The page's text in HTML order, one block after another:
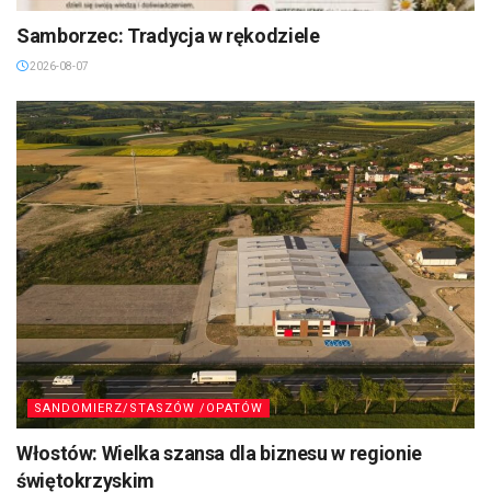
Samborzec: Tradycja w rękodziele
2026-08-07
SANDOMIERZ/STASZÓW /OPATÓW
Włostów: Wielka szansa dla biznesu w regionie
świętokrzyskim